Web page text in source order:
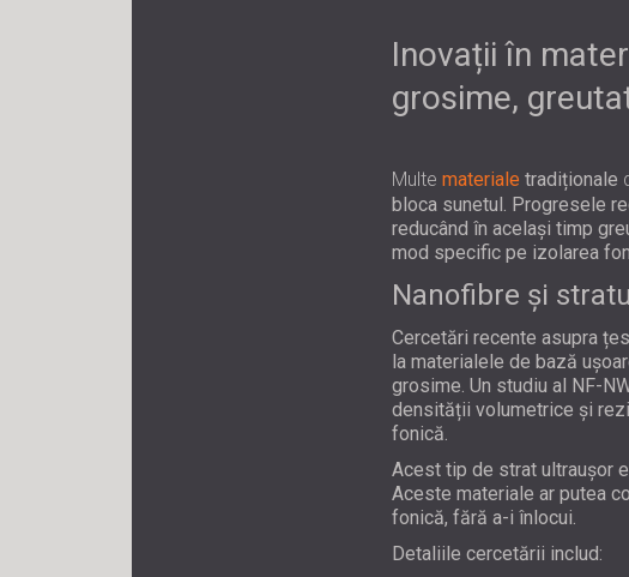
Inovații în
grosime,
Multe materiale tradiționale
bloca sunetul. Progresele
reducând în același timp
mod specific pe izolarea
Nanofibre și
Cercetări recente asupra
la materialele de bază
grosime. Un studiu al NF-
densității volumetrice și
fonică.
Acest tip de strat ultraușor
Aceste materiale ar putea
fonică, fără a-i înlocui.
Detaliile cercetării includ: